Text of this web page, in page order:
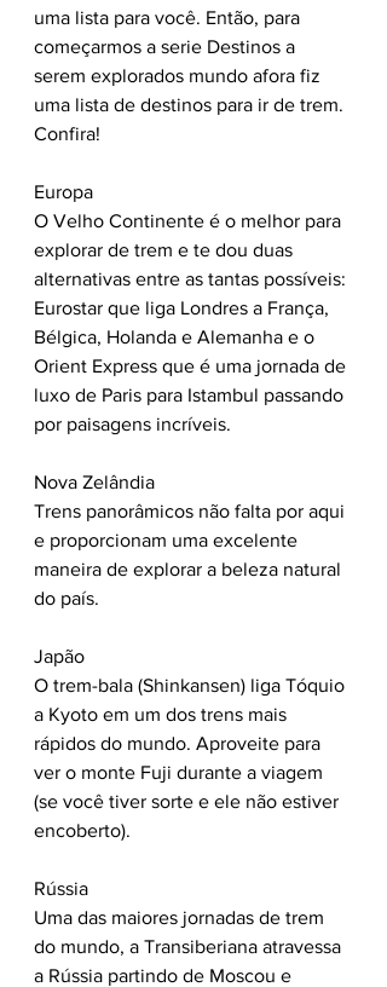
uma lista para você. Então, para
começarmos a serie Destinos a
serem explorados mundo afora fiz
uma lista de destinos para ir de trem.
Confira!
Europa
O Velho Continente é o melhor para
explorar de trem e te dou duas
alternativas entre as tantas possíveis:
Eurostar que liga Londres a França,
Bélgica, Holanda e Alemanha e o
Orient Express que é uma jornada de
luxo de Paris para Istambul passando
por paisagens incríveis.
Nova Zelândia
Trens panorâmicos não falta por aqui
e proporcionam uma excelente
maneira de explorar a beleza natural
do país.
Japão
O trem-bala (Shinkansen) liga Tóquio
a Kyoto em um dos trens mais
rápidos do mundo. Aproveite para
ver o monte Fuji durante a viagem
(se você tiver sorte e ele não estiver
encoberto).
Rússia
Uma das maiores jornadas de trem
do mundo, a Transiberiana atravessa
a Rússia partindo de Moscou e